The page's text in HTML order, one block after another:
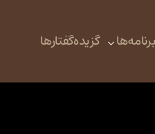
برنامه‌ها گزیده‌گفتارها